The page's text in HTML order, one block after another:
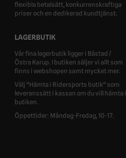
flexibla betalsätt, konkurrenskraftiga
priser och en dedikerad kundtjänst.
LAGERBUTIK
Vår fina lagerbutik ligger i Båstad /
Östra Karup. I butiken säljer vi allt som
finns i webshopen samt mycket mer.
Välj "Hämta i Ridersports butik" som
leveranssätt i kassan om du vill hämta i
butiken.
Öppettider: Måndag-Fredag, 10-17.